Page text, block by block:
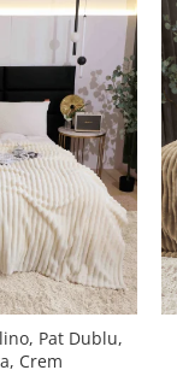
Pat Dublu,
Crem